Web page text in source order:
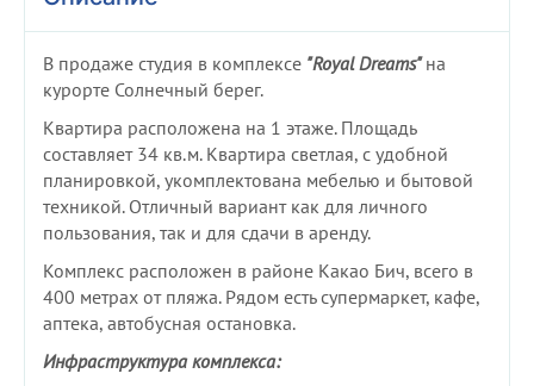
В продаже студия в комплексе "Royal Dreams"на
курорте Солнечный берег.
Квартира расположена на 1 этаже. Площадь
составляет 34 кв.м. Квартира светлая, с удобной
планировкой, укомплектована мебелью и бытовой
техникой. Отличный вариант как для личного
пользования, так и для сдачи в аренду.
Комплекс расположен в районе Какао Бич, всего в
400 метрах от пляжа. Рядом есть супермаркет, кафе,
аптека, автобусная остановка.
Инфраструктура комплекса: